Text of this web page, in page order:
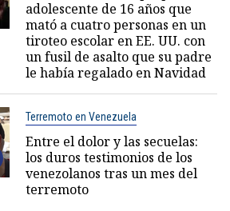
adolescente de 16 años que
mató a cuatro personas en un
tiroteo escolar en EE. UU. con
un fusil de asalto que su padre
le había regalado en Navidad
Terremoto en Venezuela
Entre el dolor y las secuelas:
los duros testimonios de los
venezolanos tras un mes del
terremoto